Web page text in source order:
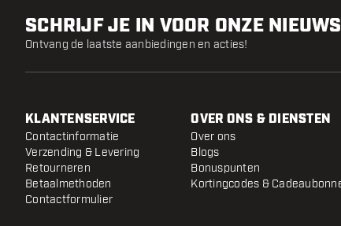
SCHRIJF JE IN VOOR ONZE
Ontvang de laatste aanbiedingen en acties!
KLANTENSERVICE
Contactinformatie
Verzending & Levering
Retourneren
Betaalmethoden
Contactformulier
OVER ONS & DIENSTEN
Over ons
Blogs
Bonuspunten
Kortingcodes &